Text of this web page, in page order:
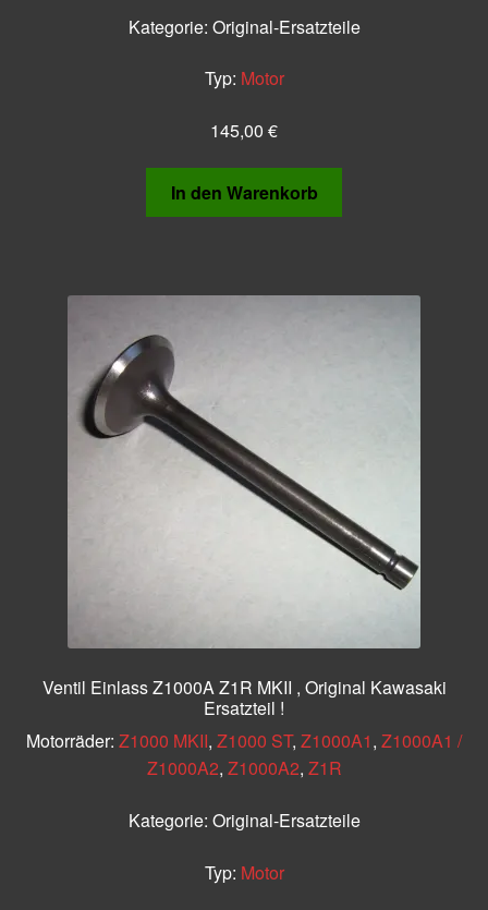
Kategorie: Original-Ersatzteile
Typ: Motor
145,00 €
In den Warenkorb
Ventil Einlass Z1000A Z1R MKII , Original Kawasaki
Ersatzteil !
Motorräder: Z1000 MKII, Z1000 ST, Z1000A1, Z1000A1 /
Z1000A2, Z1000A2, Z1R
Kategorie: Original-Ersatzteile
Typ: Motor